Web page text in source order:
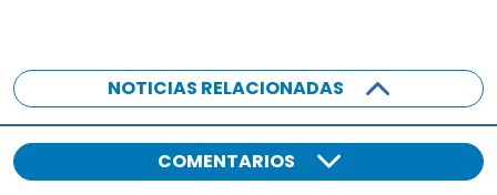
NOTICIAS RELACIONADAS
COMENTARIOS